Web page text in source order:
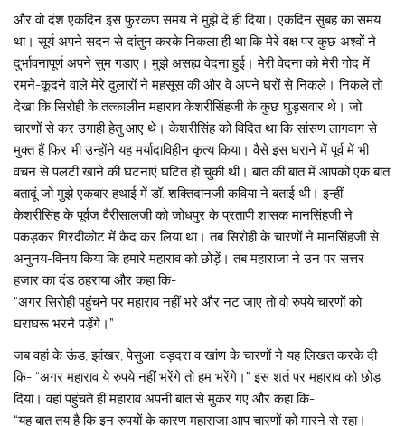
और वो दंश एकदिन इस फुरकण समय ने मुझे दे ही दिया। एकदिन सुबह का समय
था। सूर्य अपने सदन से दांतुन करके निकला ही था कि मेरे वक्ष पर कुछ अश्वों ने
दुर्भावनापूर्ण अपने सुम गडाए। मुझे असह्य वेदना हुई। मेरी वेदना को मेरी गोद में
रमने-कूदने वाले मेरे दुलारों ने महसूस की और वे अपने घरों से निकले। निकले तो
देखा कि सिरोही के तत्कालीन महाराव केशरीसिंहजी के कुछ घुड़सवार थे। जो
चारणों से कर उगाही हेतु आए थे। केशरीसिंह को विदित था कि सांसण लागवाग से
मुक्त हैं फिर भी उन्होंने यह मर्यादाविहीन कृत्य किया। वैसे इस घराने में पूर्व में भी
वचन से पलटी खाने की घटनाएं घटित हो चुकी थी। बात की बात में आपको एक बात
बतादूं जो मुझे एकबार हथाई में डॉ. शक्तिदानजी कविया ने बताई थी। इन्हीं
केशरीसिंह के पूर्वज वैरीसालजी को जोधपुर के प्रतापी शासक मानसिंहजी ने
पकड़कर गिरदीकोट में कैद कर लिया था। तब सिरोही के चारणों ने मानसिंहजी से
अनुनय-विनय किया कि हमारे महाराव को छोड़ें। तब महाराजा ने उन पर सत्तर
हजार का दंड ठहराया और कहा कि-
“अगर सिरोही पहुंचने पर महाराव नहीं भरे और नट जाए तो वो रुपये चारणों को
घराघरू भरने पड़ेंगे।”
जब वहां के ऊंड, झांखर, पेसुआ, वड़दरा व खांण के चारणों ने यह लिखत करके दी
कि- “अगर महाराव ये रुपये नहीं भरेंगे तो हम भरेंगे।” इस शर्त पर महाराव को छोड़
दिया। वहां पहुंचते ही महाराव अपनी बात से मुकर गए और कहा कि-
“यह बात तय है कि इन रुपयों के कारण महाराजा आप चारणों को मारने से रहा।